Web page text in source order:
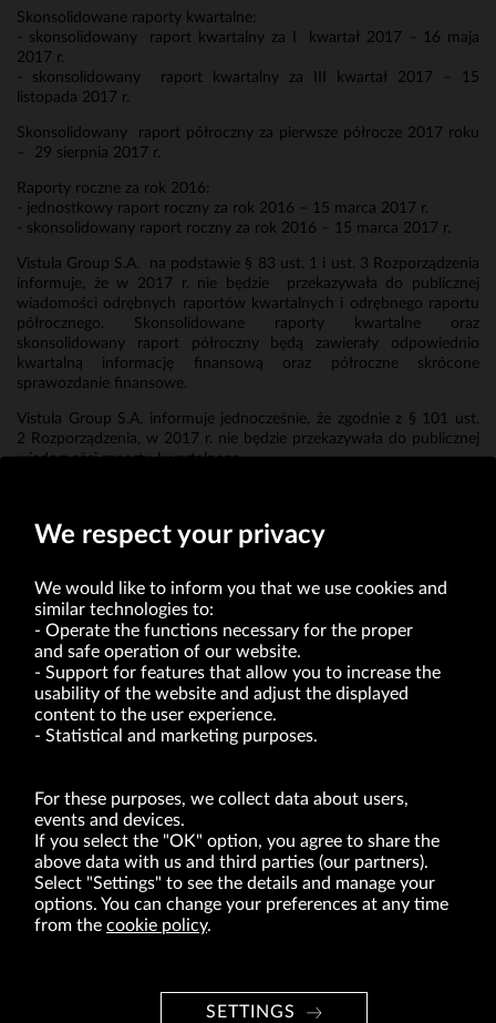
Skonsolidowane raporty kwartalne:
- skonsolidowany raport kwartalny za I kwartał 2017 – 16 maja
2017 r.
- skonsolidowany raport kwartalny za III kwartał 2017 – 15
listopada 2017 r.
Skonsolidowany raport półroczny za pierwsze półrocze 2017 roku
– 29 sierpnia 2017 r.
Raporty roczne za rok 2016:
- jednostkowy raport roczny za rok 2016 – 15 marca 2017 r.
- skonsolidowany raport roczny za rok 2016 – 15 marca 2017 r.
Vistula Group S.A. na podstawie § 83 ust. 1 i ust. 3 Rozporządzenia
informuje, że w 2017 r. nie będzie przekazywała do publicznej
wiadomości odrębnych raportów kwartalnych i odrębnego raportu
półrocznego. Skonsolidowane raporty kwartalne oraz
skonsolidowany raport półroczny będą zawierały odpowiednio
kwartalną informację finansową oraz półroczne skrócone
sprawozdanie finansowe.
Vistula Group S.A. informuje jednocześnie, że zgodnie z § 101 ust.
2 Rozporządzenia, w 2017 r. nie będzie przekazywała do publicznej
wiadomości raportu kwartalnego
VRG S.A. | 10 Pilotów Street | 31-462 Kraków
Tax Identification Number: 675-000-03-61
District Court for Kraków-Śródmieście in Kraków
XI Economic Department of the National Court Register number 0000047082
of act of 8.03.2013 on combating excessive late payment in commercial transactions
(Journal of Laws of 2019, item 118 as amended).
BRANDS
We respect your privacy
We would like to inform you that we use cookies and
similar technologies to:
Operate the functions necessary for the proper
and safe operation of our website.
Support for features that allow you to increase the
usability of the website and adjust the displayed
content to the user experience.
Statistical and marketing purposes.
For these purposes, we collect data about users,
events and devices.
If you select the "OK" option, you agree to share the
above data with us and third parties (our partners).
Select "Settings" to see the details and manage your
options. You can change your preferences at any time
from the cookie policy.
SETTINGS